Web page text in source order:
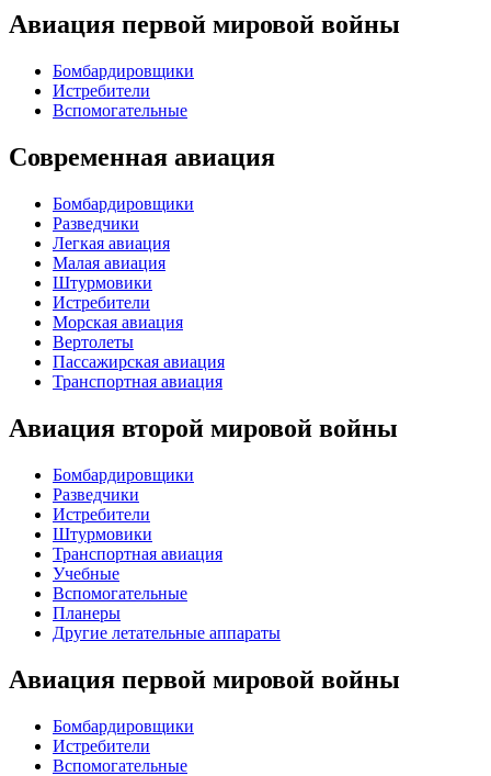
Авиация первой мировой войны
Бомбардировщики
Истребители
Вспомогательные
Современная авиация
Бомбардировщики
Разведчики
Легкая авиация
Малая авиация
Штурмовики
Истребители
Морская авиация
Вертолеты
Пассажирская авиация
Транспортная авиация
Авиация второй мировой войны
Бомбардировщики
Разведчики
Истребители
Штурмовики
Транспортная авиация
Учебные
Вспомогательные
Планеры
Другие летательные аппараты
Авиация первой мировой войны
Бомбардировщики
Истребители
Вспомогательные